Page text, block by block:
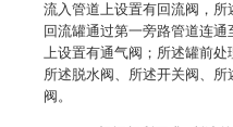
流入管道上设置有回流阀，
回流罐通过第一旁路管道连
上设置有通气阀；所述罐前处
所述脱水阀、所述开关阀、
阀。